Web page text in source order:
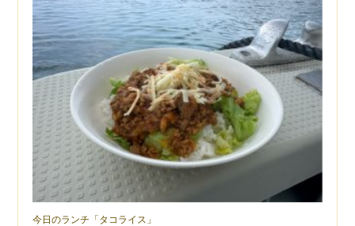
今日のランチ「タコライス」